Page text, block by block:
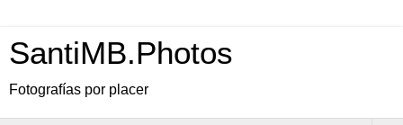
SantiMB.Photos
Fotografías por placer